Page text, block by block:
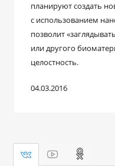
планируют создать
с использованием
позволит
или другого
целостность.
04.03.2016